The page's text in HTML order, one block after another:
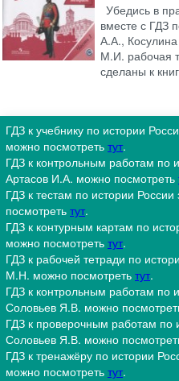
Убедись в
вместе с ГДЗ
А.А.,
М.И. рабочая
сделаны к
ГДЗ к учебнику по истории
можно посмотреть тут.
ГДЗ к контрольным работам по
Артасов И.А. можно посмотреть
ГДЗ к тестам по истории
посмотреть тут.
ГДЗ к контурным картам по
можно посмотреть тут.
ГДЗ к рабочей тетради по
М.Н. можно посмотреть тут.
ГДЗ к контрольным работам по
Соловьев Я.В. можно
ГДЗ к проверочным работам по
Соловьев Я.В. можно
ГДЗ к тренажёру по истории
можно посмотреть тут.